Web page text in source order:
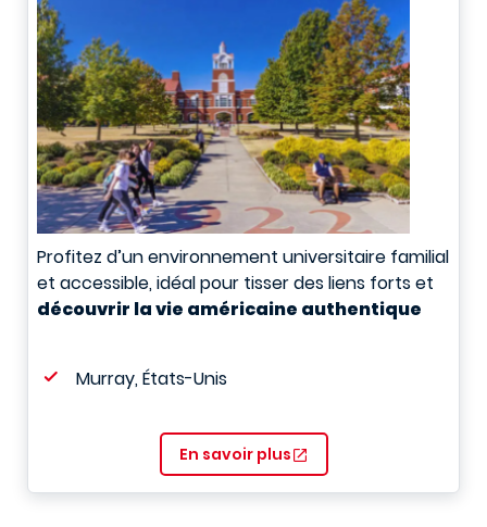
Profitez d’un environnement universitaire familial
et accessible, idéal pour tisser des liens forts et
découvrir la vie américaine authentique
Murray, États-Unis
En savoir plus